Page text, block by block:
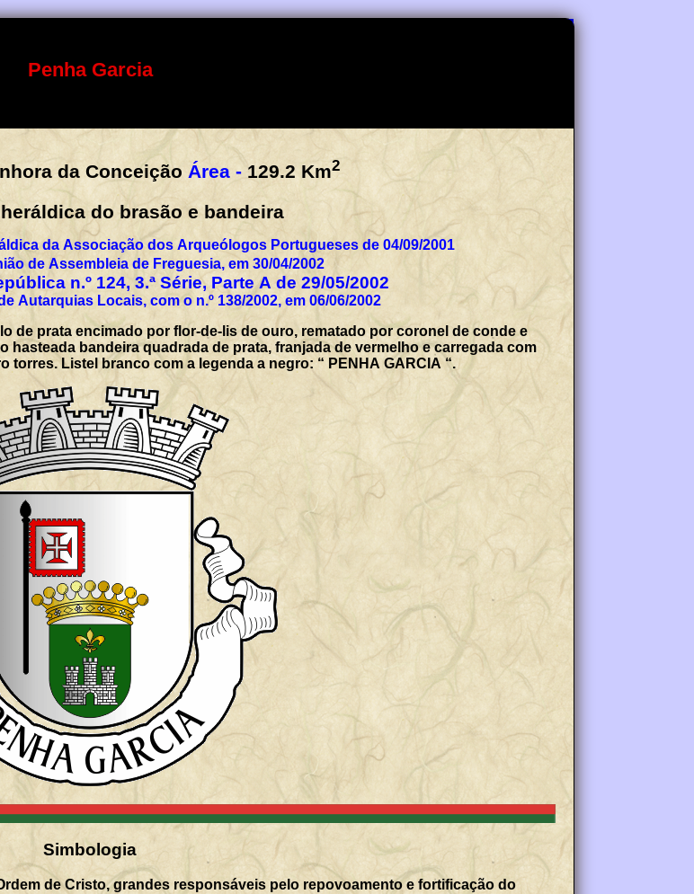
Penha Garcia
da Conceição Área - 129.2 Km2
Ordenação heráldica do brasão e bandeira
da Associação dos Arqueólogos Portugueses de 04/09/2001
de Assembleia de Freguesia, em 30/04/2002
n.º 124, 3.ª Série, Parte A de 29/05/2002
Autarquias Locais, com o n.º 138/2002, em 06/06/2002
de prata encimado por flor-de-lis de ouro, rematado por coronel de conde e
bandeira quadrada de prata, franjada de vermelho e carregada com
torres. Listel branco com a legenda a negro: “ PENHA GARCIA “.
Simbologia
de Cristo, grandes responsáveis pelo repovoamento e fortificação do